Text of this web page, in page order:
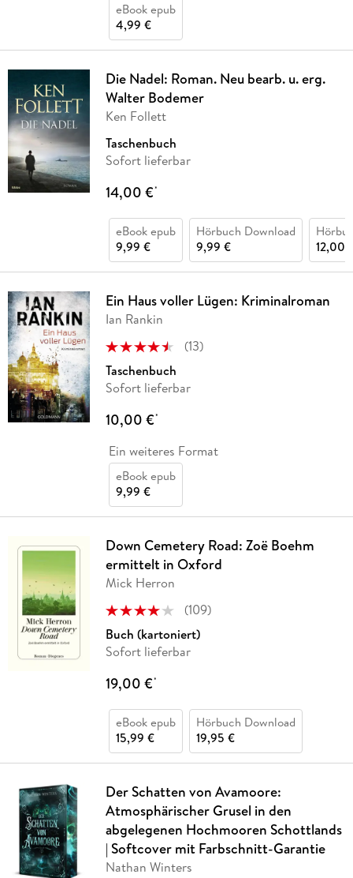
eBook epub
4,99 €
Die Nadel: Roman. Neu bearb. u. erg.
Walter Bodemer
Ken Follett
Taschenbuch
Sofort lieferbar
14,00 €*
eBook epub
9,99 €
Hörbuch Download
9,99 €
12,00
Ein Haus voller Lügen: Kriminalroman
Ian Rankin
(13)
Taschenbuch
Sofort lieferbar
10,00 €*
Ein weiteres Format
eBook epub
9,99 €
Down Cemetery Road: Zoë Boehm
ermittelt in Oxford
Mick Herron
(109)
Buch (kartoniert)
Sofort lieferbar
19,00 €*
eBook epub
15,99 €
Hörbuch Download
19,95 €
Der Schatten von Avamoore:
Atmosphärischer Grusel in den
abgelegenen Hochmooren Schottlands
| Softcover mit Farbschnitt-Garantie
Nathan Winters